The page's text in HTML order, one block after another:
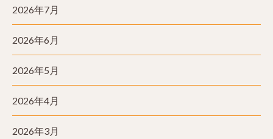
2026年7月
2026年6月
2026年5月
2026年4月
2026年3月